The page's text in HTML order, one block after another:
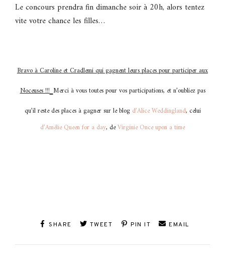
Le concours prendra fin dimanche soir à 20h, alors tentez
vite votre chance les filles…
Bravo à Caroline et Cradlemi qui gagnent leurs places pour participer aux
Noceuses !!! Merci à vous toutes pour vos participations, et n’oubliez pas
qu’il reste des places à gagner sur le blog d’Alice Weddingland, celui
d’Amélie Queen for a day, deVirginie Once upon a time
SHARE TWEET PIN IT EMAIL